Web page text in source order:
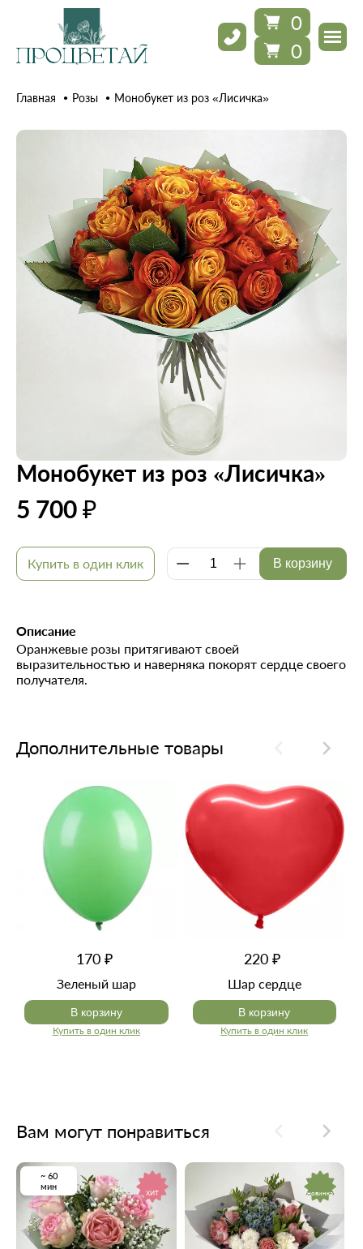
0
0
Главная Розы Монобукет из роз «Лисичка»
Монобукет из роз «Лисичка»
5 700 ₽
Купить в один клик В корзину
Описание
Оранжевые розы притягивают своей
выразительностью и наверняка покорят сердце своего
получателя.
Дополнительные товары
170 ₽
Зеленый шар
Купить в один клик
В корзину
220 ₽
Шар сердце
Купить в один клик
В корзину
Вам могут понравиться
ХИТ
~ 60
мин
новинка